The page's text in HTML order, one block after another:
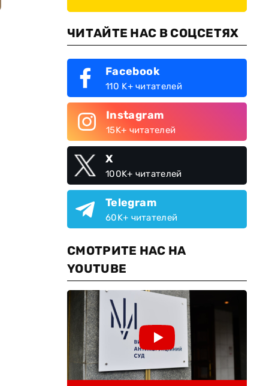
ЧИТАЙТЕ НАС В СОЦСЕТЯХ
Facebook
110 K+ читателей
Instagram
15K+ читателей
X
100K+ читателей
Telegram
60K+ читателей
СМОТРИТЕ НАС НА
YOUTUBE